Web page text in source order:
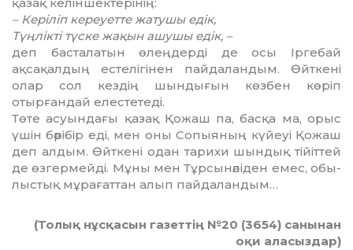
қазақ келіншектерінің:
– Керіліп кереуеттежатушы едік,
Түңлікті түске жақын ашушы едік, –
деп басталатын өлеңдерді де осы Іргебай
ақсақалдың естелігінен пайдаландым. Өйткені
олар сол кездің шындығын көзбен көріп
отырғандай елестетеді.
Төте асуындағы қазақ Қожаш па, басқа ма, орыс
үшін бәрібір еді, мен оны Сопыяның күйеуі Қожаш
деп алдым. Өйткені одан тарихи шындық тійіттей
де өзгермейді. Мұны мен Тұрсынәліден емес, обы­
лыстық мұрағаттан алып пайдаландым…
(Толық нұсқасын газеттің №20 (3654) санынан
оқи аласыздар)